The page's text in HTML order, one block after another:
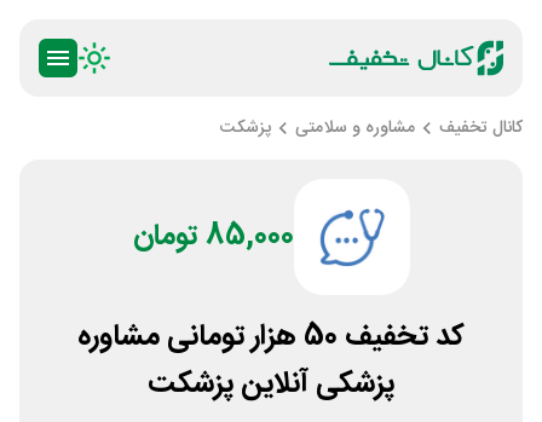
کانال تخفیف مشاوره و سلامتی پزشکت
85,000 تومان
کد تخفیف 50 هزار تومانی مشاوره
پزشکی آنلاین پزشکت